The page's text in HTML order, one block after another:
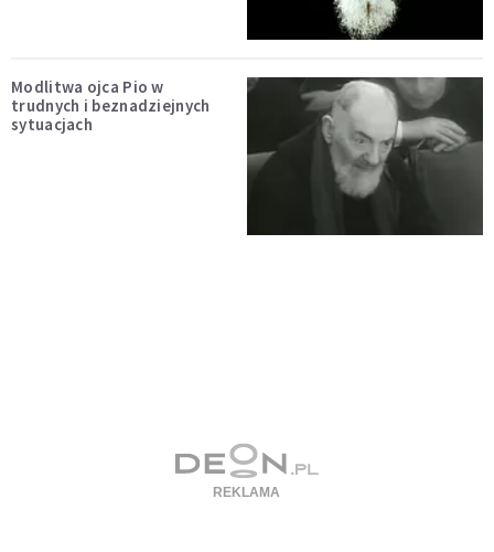
Modlitwa ojca Pio w
trudnych i beznadziejnych
sytuacjach